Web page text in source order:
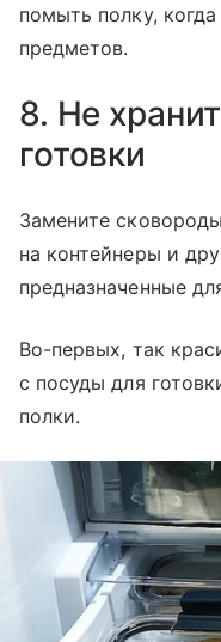
помыть полку,
предметов.
8. Не
готовки
Замените
на контейнеры и
предназначенные
Во-первых, так
с посуды для
полки.